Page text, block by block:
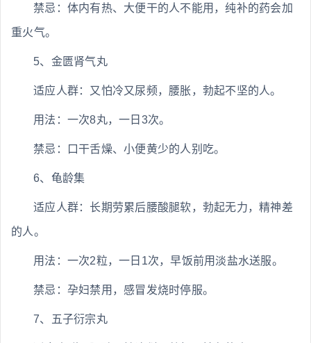
禁忌：体内有热、大便干的人不能用，纯补的药会加
重火气。
5、金匮肾气丸
适应人群：又怕冷又尿频，腰胀，勃起不坚的人。
用法：一次8丸，一日3次。
禁忌：口干舌燥、小便黄少的人别吃。
6、龟龄集
适应人群：长期劳累后腰酸腿软，勃起无力，精神差
的人。
用法：一次2粒，一日1次，早饭前用淡盐水送服。
禁忌：孕妇禁用，感冒发烧时停服。
7、五子衍宗丸